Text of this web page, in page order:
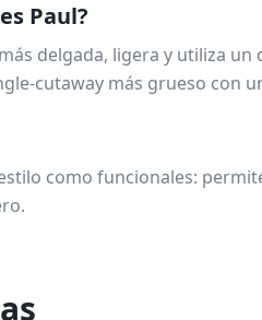
Paul?
delgada, ligera y utiliza
cutaway más grueso con
como funcionales: